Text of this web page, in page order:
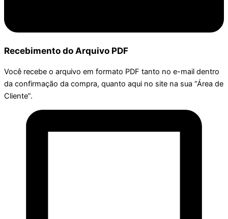
Recebimento do Arquivo PDF
Você recebe o arquivo em formato PDF tanto no e-mail dentro
da confirmação da compra, quanto aqui no site na sua “Área de
Cliente”.